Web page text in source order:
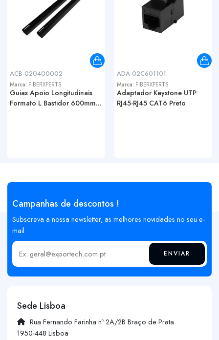
ACB-020400002
Marca: FIBERXPERTS
Guias Apoio Longitudinais
Formato L Bastidor 600mm...
ADA-02C601101
Marca: FIBERXPERTS
Adaptador Keystone UTP
RJ45-RJ45 CAT6 Preto
Campanhas de descontos !
Subscreva a nossa newsletter, as melhores novidades no seu e-
mail
Insira o seu email ENVIAR
Sede Lisboa
Rua Fernando Farinha nº 2A/2B Braço de Prata
1950-448 Lisboa